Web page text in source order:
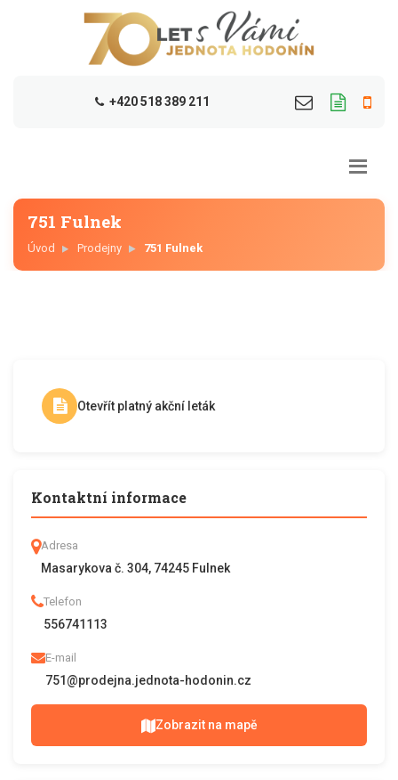
+420 518 389 211
751 Fulnek
Úvod Prodejny 751 Fulnek
Otevřít platný akční leták
Kontaktní informace
Adresa
Masarykova č. 304, 74245 Fulnek
Telefon
556741113
E-mail
751@prodejna.jednota-hodonin.cz
Zobrazit na mapě